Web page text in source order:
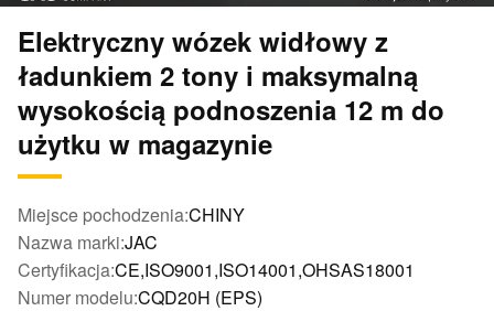
Elektryczny wózek widłowy z
ładunkiem 2 tony i maksymalną
wysokością podnoszenia 12 m do
użytku w magazynie
Miejsce pochodzenia:CHINY
Nazwa marki:JAC
Certyfikacja:CE,ISO9001,ISO14001,OHSAS18001
Numer modelu:CQD20H (EPS)